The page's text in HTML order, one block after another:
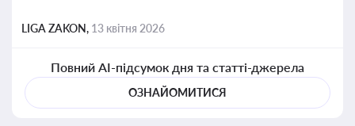
LIGA ZAKON, 13 квітня 2026
Повний AI-підсумок дня та статті-джерела
ОЗНАЙОМИТИСЯ